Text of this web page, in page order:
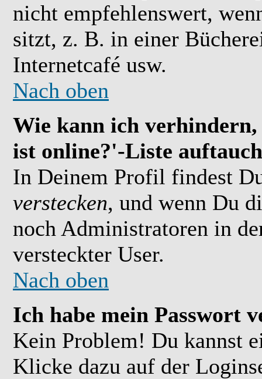
nicht empfehlenswert,
sitzt, z. B. in einer
Internetcafé usw.
Nach oben
Wie kann ich
ist online?'-Liste
In Deinem Profil findest
verstecken, und wenn Du
noch Administratoren in
versteckter User.
Nach oben
Ich habe mein Passwort
Kein Problem! Du kannst
Klicke dazu auf der